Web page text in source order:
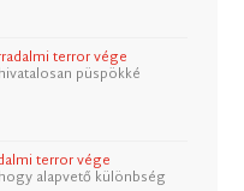
terror vége
püspökké
terror vége
alapvető különbség